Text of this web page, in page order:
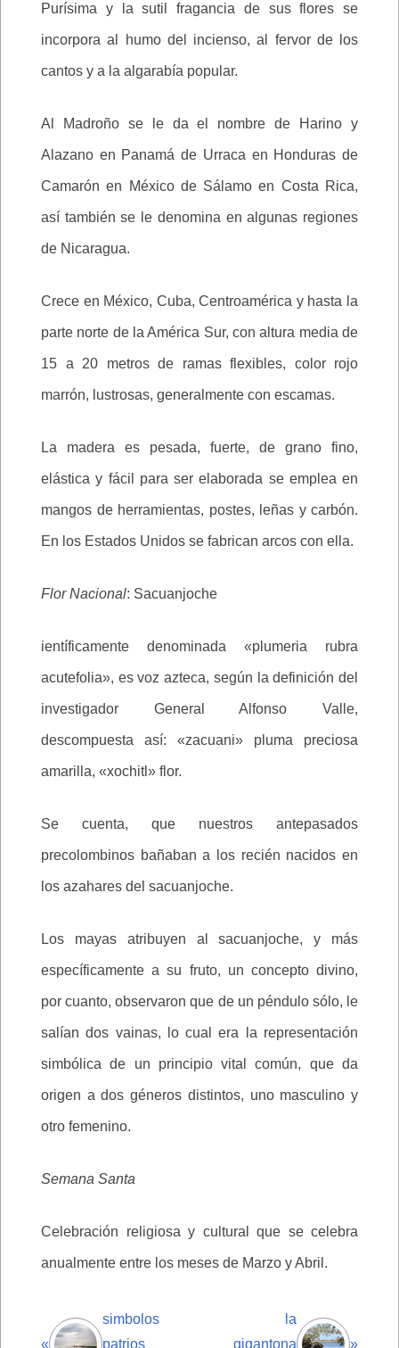
Purísima y la sutil fragancia de sus flores se
incorpora al humo del incienso, al fervor de los
cantos y a la algarabía popular.
Al Madroño se le da el nombre de Harino y
Alazano en Panamá de Urraca en Honduras de
Camarón en México de Sálamo en Costa Rica,
así también se le denomina en algunas regiones
de Nicaragua.
Crece en México, Cuba, Centroamérica y hasta la
parte norte de la América Sur, con altura media de
15 a 20 metros de ramas flexibles, color rojo
marrón, lustrosas, generalmente con escamas.
La madera es pesada, fuerte, de grano fino,
elástica y fácil para ser elaborada se emplea en
mangos de herramientas, postes, leñas y carbón.
En los Estados Unidos se fabrican arcos con ella.
Flor Nacional: Sacuanjoche
ientíficamente denominada «plumeria rubra
acutefolia», es voz azteca, según la definición del
investigador General Alfonso Valle,
descompuesta así: «zacuani» pluma preciosa
amarilla, «xochitl» flor.
Se cuenta, que nuestros antepasados
precolombinos bañaban a los recién nacidos en
los azahares del sacuanjoche.
Los mayas atribuyen al sacuanjoche, y más
específicamente a su fruto, un concepto divino,
por cuanto, observaron que de un péndulo sólo, le
salían dos vainas, lo cual era la representación
simbólica de un principio vital común, que da
origen a dos géneros distintos, uno masculino y
otro femenino.
Semana Santa
Celebración religiosa y cultural que se celebra
anualmente entre los meses de Marzo y Abril.
«
simbolos
patrios
la
gigantona
»